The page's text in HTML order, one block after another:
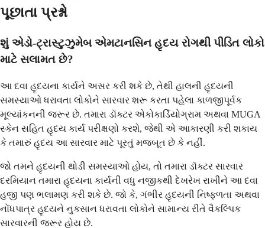
પૂછાતા પ્રશ્નો
શું એડો-ટ્રાસ્ટુઝુમેબ એમટાનસિન હૃદય રોગથી પીડિત લોકો
માટે સલામત છે?
આ દવા હૃદયના કાર્યને અસર કરી શકે છે, તેથી હાલની હૃદયની
સમસ્યાઓ ધરાવતા લોકોને સારવાર શરૂ કરતા પહેલા કાળજીપૂર્વક
મૂલ્યાંકનની જરૂર છે. તમારા ડૉક્ટર એકોકાર્ડિયોગ્રામ અથવા MUGA
સ્કેન સહિત હૃદય કાર્ય પરીક્ષણો કરશે, જેથી એ આકારણી કરી શકાય
કે તમારું હૃદય આ સારવાર માટે પૂરતું મજબૂત છે કે નહીં.
જો તમને હૃદયની થોડી સમસ્યાઓ હોય, તો તમારા ડૉક્ટર સારવાર
દરમિયાન તમારા હૃદયના કાર્યની વધુ નજીકથી દેખરેખ રાખીને આ દવા
હજી પણ ભલામણ કરી શકે છે. જો કે, ગંભીર હૃદયની નિષ્ફળતા અથવા
નોંધપાત્ર હૃદયને નુકસાન ધરાવતા લોકોને સામાન્ય રીતે વૈકલ્પિક
સારવારની જરૂર હોય છે.